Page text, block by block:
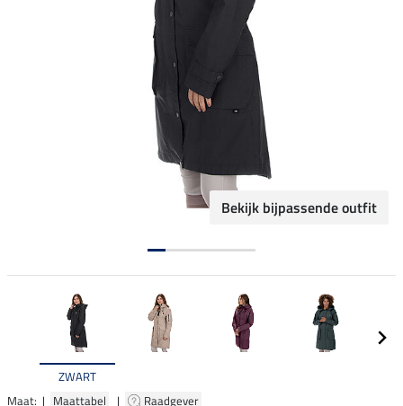
Bekijk bijpassende outfit
ZWART
Maat: | Maattabel | Raadgever